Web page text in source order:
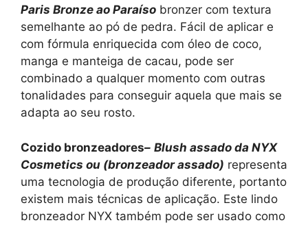
Paris Bronze ao Paraíso bronzer com textura
semelhante ao pó de pedra. Fácil de aplicar e
com fórmula enriquecida com óleo de coco,
manga e manteiga de cacau, pode ser
combinado a qualquer momento com outras
tonalidades para conseguir aquela que mais se
adapta ao seu rosto.
Cozido bronzeadores– Blush assado da NYX
Cosmetics ou (bronzeador assado) representa
uma tecnologia de produção diferente, portanto
existem mais técnicas de aplicação. Este lindo
bronzeador NYX também pode ser usado como